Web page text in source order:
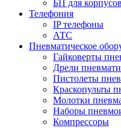
БП для
Телефония
IP телефоны
АТС
Пневматическое
Гайковерты
Дрели
Пистолеты
Краскопульты
Молотки
Наборы
Компрессоры